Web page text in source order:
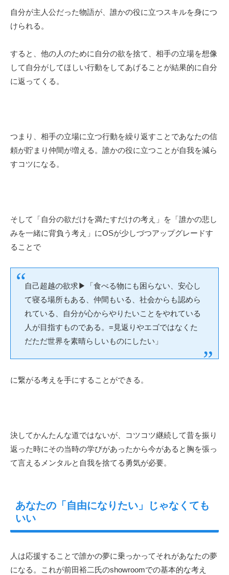
自分が主人公だった物語が、誰かの役に立つスキルを身につ
けられる。
すると、他の人のために自分の欲を捨て、相手の立場を想像
して自分がしてほしい行動をしてあげることが結果的に自分
に返ってくる。
つまり、相手の立場に立つ行動を繰り返すことであなたの信
頼が貯まり仲間が増える。誰かの役に立つことが自我を減ら
すコツになる。
そして「自分の欲だけを満たすだけの考え」を「誰かの悲し
みを一緒に背負う考え」にOSが少しづつアップグレードす
ることで
自己超越の欲求▶︎「食べる物にも困らない、安心し
て寝る場所もある、仲間もいる、社会からも認めら
れている、自分が心からやりたいことをやれている
人が目指すものである。 = 見返りやエゴではなくた
だただ世界を素晴らしいものにしたい」
に繋がる考えを手にすることができる。
決してかんたんな道ではないが、コツコツ継続して昔を振り
返った時にその当時の学びがあったから今があると胸を張っ
て言えるメンタルと自我を捨てる勇気が必要。
あなたの「自由になりたい」じゃなくても
いい
人は応援することで誰かの夢に乗っかってそれがあなたの夢
になる。これが前田裕二氏のshowroomでの基本的な考え